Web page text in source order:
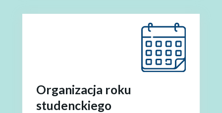
Organizacja roku
studenckiego